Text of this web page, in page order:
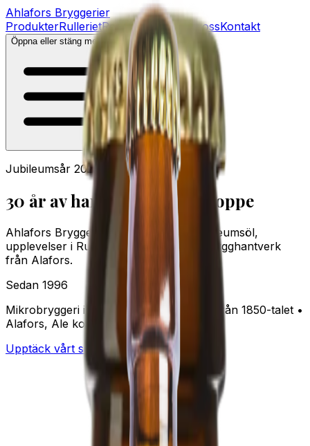
Ahlafors Bryggerier
ProdukterRullerietReceptTjänster Om ossKontakt
Öppna eller stäng menyn
Jubileumsår 2026
30 år av hantverk i varje droppe
Ahlafors Bryggerier firar 30 år med jubileumsöl,
upplevelser i Rulleriet och småskaligt brygghantverk
från Alafors.
Sedan 1996
Mikrobryggeri i det historiska spinneriet från 1850-talet •
Alafors, Ale kommun
Upptäck vårt sortiment
Besök Rulleriet